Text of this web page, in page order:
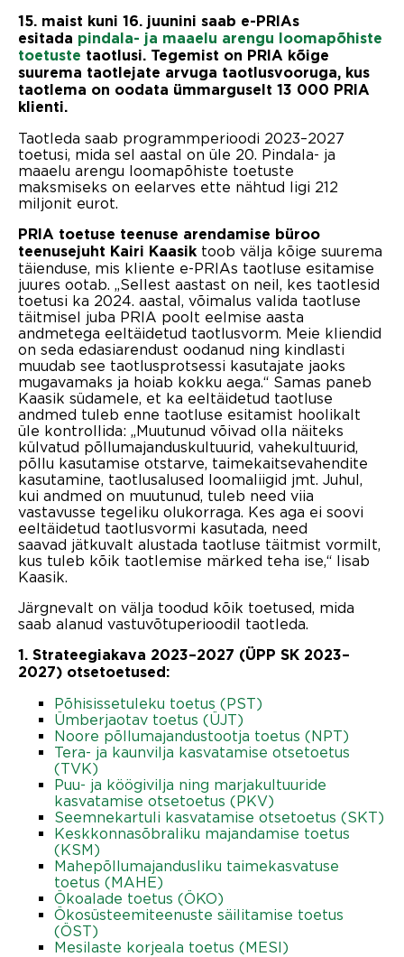
15. maist kuni 16. juunini saab e-PRIAs
esitada pindala- ja maaelu arengu loomapõhiste
toetuste taotlusi. Tegemist on PRIA kõige
suurema taotlejate arvuga taotlusvooruga, kus
taotlema on oodata ümmarguselt 13 000 PRIA
klienti.
Taotleda saab programmperioodi 2023–2027
toetusi, mida sel aastal on üle 20. Pindala- ja
maaelu arengu loomapõhiste toetuste
maksmiseks on eelarves ette nähtud ligi 212
miljonit eurot.
PRIA toetuse teenuse arendamise büroo
teenusejuht Kairi Kaasik toob välja kõige suurema
täienduse, mis kliente e-PRIAs taotluse esitamise
juures ootab. „Sellest aastast on neil, kes taotlesid
toetusi ka 2024. aastal, võimalus valida taotluse
täitmisel juba PRIA poolt eelmise aasta
andmetega eeltäidetud taotlusvorm. Meie kliendid
on seda edasiarendust oodanud ning kindlasti
muudab see taotlusprotsessi kasutajate jaoks
mugavamaks ja hoiab kokku aega.“ Samas paneb
Kaasik südamele, et ka eeltäidetud taotluse
andmed tuleb enne taotluse esitamist hoolikalt
üle kontrollida: „ Muutunud võivad olla näiteks
külvatud põllumajanduskultuurid, vahekultuurid,
põllu kasutamise otstarve, taimekaitsevahendite
kasutamine, taotlusalused loomaliigid jmt. Juhul,
kui andmed on muutunud, tuleb need viia
vastavusse tegeliku olukorraga. Kes aga ei soovi
eeltäidetud taotlusvormi kasutada, need
saavad jätkuvalt alustada taotluse täitmist vormilt,
kus tuleb kõik taotlemise märked teha ise,“ lisab
Kaasik.
Järgnevalt on välja toodud kõik toetused, mida
saab alanud vastuvõtuperioodil taotleda.
1. Strateegiakava 2023–2027 (ÜPP SK 2023–
2027) otsetoetused:
Põhisissetuleku toetus (PST)
Ümberjaotav toetus (ÜJT)
Noore põllumajandustootja toetus (NPT)
Tera- ja kaunvilja kasvatamise otsetoetus
(TVK)
Puu- ja köögivilja ning marjakultuuride
kasvatamise otsetoetus (PKV)
Seemnekartuli kasvatamise otsetoetus (SKT)
Keskkonnasõbraliku majandamise toetus
(KSM)
Mahepõllumajandusliku taimekasvatuse
toetus (MAHE)
Ökoalade toetus (ÖKO)
Ökosüsteemiteenuste säilitamise toetus
(ÖST)
Mesilaste korjeala toetus (MESI)